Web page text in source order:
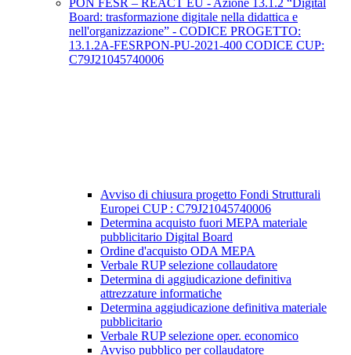
PON FESR – REACT EU - Azione 13.1.2 “Digital
Board: trasformazione digitale nella didattica e
nell'organizzazione” - CODICE PROGETTO:
13.1.2A-FESRPON-PU-2021-400 CODICE CUP:
C79J21045740006
Avviso di chiusura progetto Fondi Strutturali
Europei CUP : C79J21045740006
Determina acquisto fuori MEPA materiale
pubblicitario Digital Board
Ordine d'acquisto ODA MEPA
Verbale RUP selezione collaudatore
Determina di aggiudicazione definitiva
attrezzature informatiche
Determina aggiudicazione definitiva materiale
pubblicitario
Verbale RUP selezione oper. economico
Avviso pubblico per collaudatore